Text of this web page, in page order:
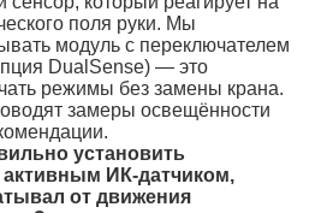
поля руки. Мы
модуль с переключателем
DualSense) — это
режимы без замены крана.
замеры освещённости
установить
ИК-датчиком,
от движения